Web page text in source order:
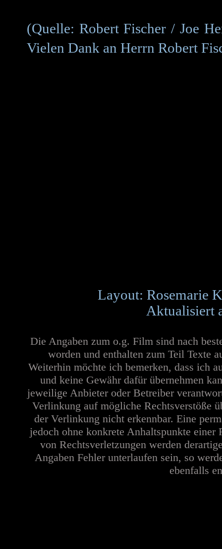
(Quelle: Robert Fischer / Joe
Vielen Dank an Herrn Robert
Layout: Rosemarie
Aktualisiert
Die Angaben zum o.g. Film sind nach
worden und enthalten zum Teil Texte
Weiterhin möchte ich bemerken, dass ich
und keine Gewähr dafür übernehmen
jeweilige Anbieter oder Betreiber
Verlinkung auf mögliche Rechtsverstöße
der Verlinkung nicht erkennbar. Eine
jedoch ohne konkrete Anhaltspunkte
von Rechtsverletzungen werden
Angaben Fehler unterlaufen sein, so
ebenfalls